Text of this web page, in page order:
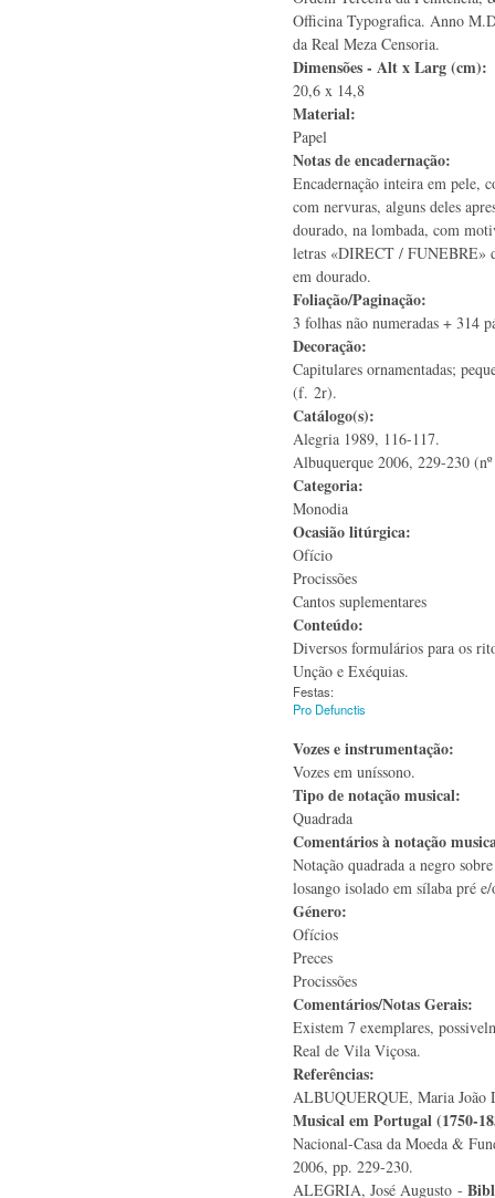
Officina Typografica. Anno
da Real Meza Censoria.
Dimensões - Alt x Larg (cm):
20,6 x 14,8
Material:
Papel
Notas de encadernação:
Encadernação inteira em pele,
com nervuras, alguns deles
dourado, na lombada, com
letras «DIRECT / FUNEBRE»
em dourado.
Foliação/Paginação:
3 folhas não numeradas + 314
Decoração:
Capitulares ornamentadas;
(f. 2r).
Catálogo(s):
Alegria 1989, 116-117.
Albuquerque 2006, 229-230
Categoria:
Monodia
Ocasião litúrgica:
Ofício
Procissões
Cantos suplementares
Conteúdo:
Diversos formulários para os
Unção e Exéquias.
Festas:
Pro Defunctis
Vozes e instrumentação:
Vozes em uníssono.
Tipo de notação musical:
Quadrada
Comentários à notação
Notação quadrada a negro
losango isolado em sílaba pré
Género:
Ofícios
Preces
Procissões
Comentários/Notas Gerais:
Existem 7 exemplares,
Real de Vila Viçosa.
Referências:
ALBUQUERQUE, Maria João
Musical em Portugal (1750-
Nacional-Casa da Moeda &
2006, pp. 229-230.
ALEGRIA, José Augusto -